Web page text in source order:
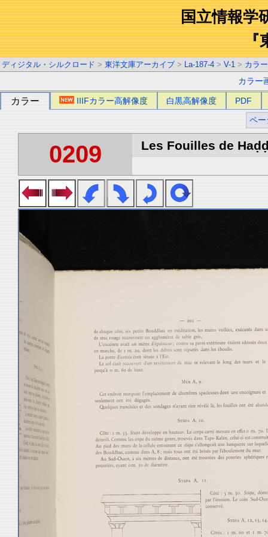
国立情報学
『
ディジタル・シルクロード > 東洋文庫アーカイブ > La-187-4 > V-1 > カラ
カラー
カラー IIIFカラー高解像度 白黒高解像度 PDF
ペー
0209 Les Fouilles de